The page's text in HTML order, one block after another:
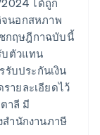
ได้ถูก
นอกสหภาพ
ชกฤษฎีกาฉบับนี้
บตัวแทน
รับประกันเงิน
ายละเอียดไว้
าลี มี
สำนักงานภาษี